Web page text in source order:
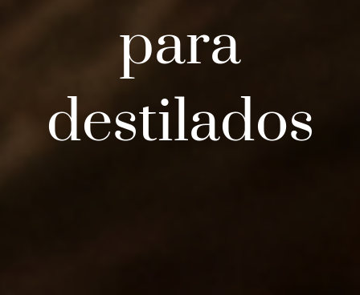
para
destilados